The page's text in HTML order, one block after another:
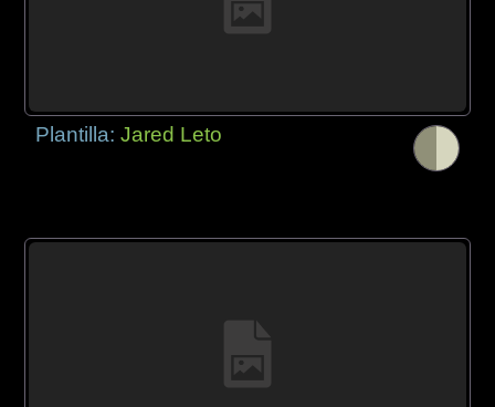
Plantilla:Jared Leto